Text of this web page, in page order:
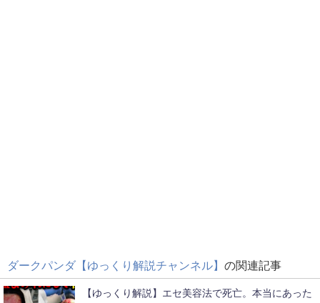
ダークパンダ【ゆっくり解説チャンネル】 の関連記事
【ゆっくり解説】エセ美容法で死亡。本当にあった